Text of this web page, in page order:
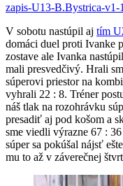
zapis-U13-B.Bystrica-v1-
V sobotu nastúpil aj tím
domáci duel proti Ivanke
zostave ale Ivanka
mali presvedčivý. Hrali
súperovi priestor na
vyhrali 22 : 8. Tréner
náš tlak na rozohrávku
presadiť aj pod košom a
sme viedli výrazne 67 :
súper sa pokúšal nájsť
mu to až v záverečnej